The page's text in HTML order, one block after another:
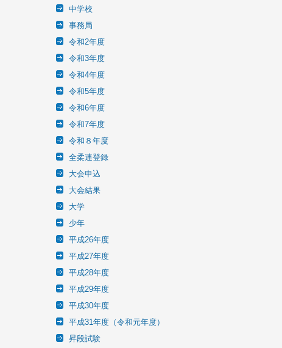
中学校
事務局
令和2年度
令和3年度
令和4年度
令和5年度
令和6年度
令和7年度
令和８年度
全柔連登録
大会申込
大会結果
大学
少年
平成26年度
平成27年度
平成28年度
平成29年度
平成30年度
平成31年度（令和元年度）
昇段試験